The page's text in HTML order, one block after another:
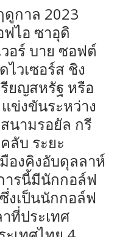
ดูกาล 2023
ฟไอ ซาอุดิ
อร์ บาย ซอฟต์
ไวเซอร์ส ชิง
รียญสหรัฐ หรือ
ข่งขันระหว่าง
นามรอยัล กรี
ลับ ระยะ
องคิงอับดุลลาห์
ารนี้มีนักกอล์ฟ
งเป็นนักกอล์ฟ
ที่ประเทศ